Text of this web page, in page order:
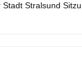
Stralsund